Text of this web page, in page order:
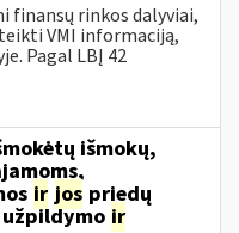
finansų rinkos dalyviai,
VMI informaciją,
Pagal LBĮ 42
išmokų,
ir jos priedų
užpildymo ir